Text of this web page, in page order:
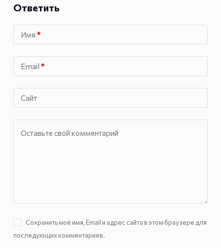
Ответить
Имя *
Email *
Сайт
Оставьте свой комментарий
Сохранить моё имя, Email и адрес сайта в этом браузере для
последующих комментариев.